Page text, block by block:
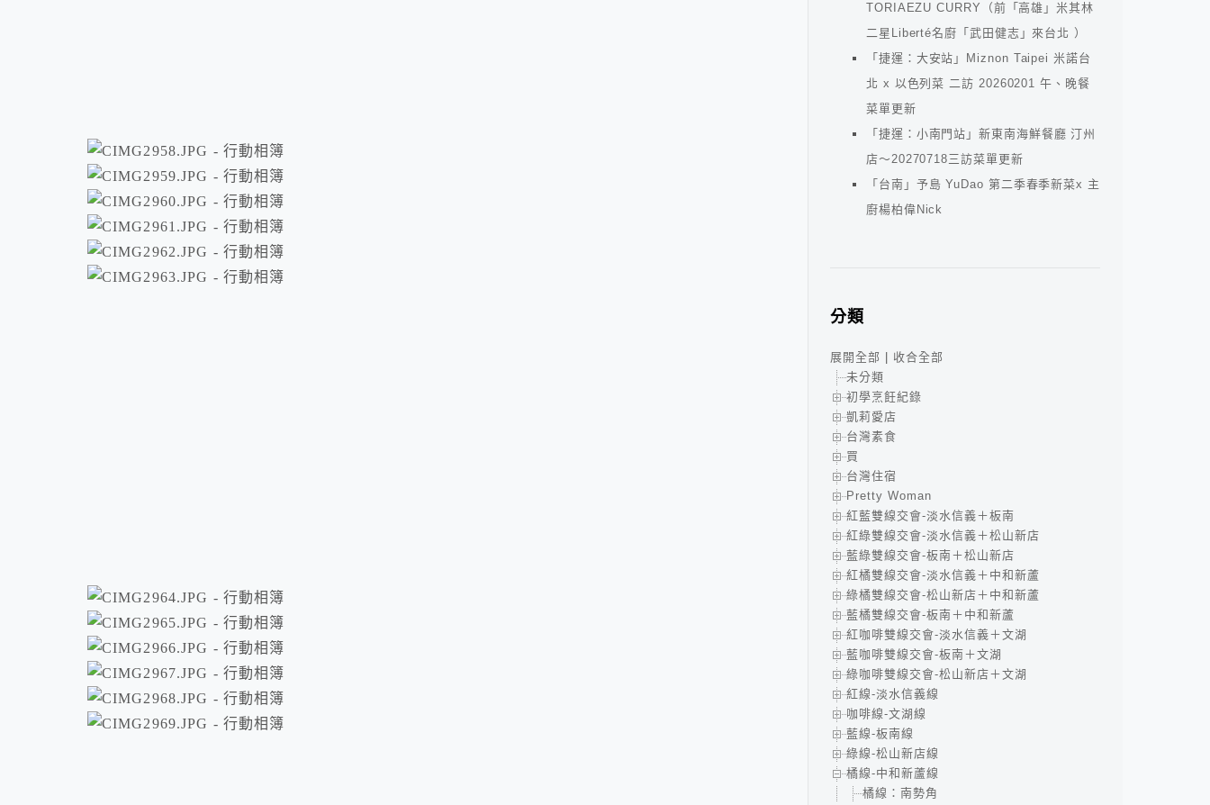
TORIAEZU CURRY（前「高雄」米其林
二星Liberté名廚「武田健志」來台北 ）
「捷運：大安站」Miznon Taipei 米諾台
北 x 以色列菜 二訪 20260201 午、晚餐
菜單更新
「捷運：小南門站」新東南海鮮餐廳 汀州
店～20270718三訪菜單更新
「台南」予島 YuDao 第二季春季新菜x 主
廚楊柏偉Nick
分類
展開全部
收合全部
未分類
初學烹飪紀錄
凱莉愛店
台灣素食
買
台灣住宿
Pretty Woman
紅藍雙線交會-淡水信義＋板南
紅綠雙線交會-淡水信義＋松山新店
藍綠雙線交會-板南＋松山新店
紅橘雙線交會-淡水信義＋中和新蘆
綠橘雙線交會-松山新店＋中和新蘆
藍橘雙線交會-板南＋中和新蘆
紅咖啡雙線交會-淡水信義＋文湖
藍咖啡雙線交會-板南＋文湖
綠咖啡雙線交會-松山新店＋文湖
紅線-淡水信義線
咖啡線-文湖線
藍線-板南線
綠線-松山新店線
橘線-中和新蘆線
橘線：南勢角